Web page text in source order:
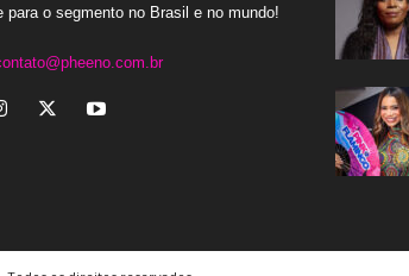
para o segmento no Brasil e no mundo!